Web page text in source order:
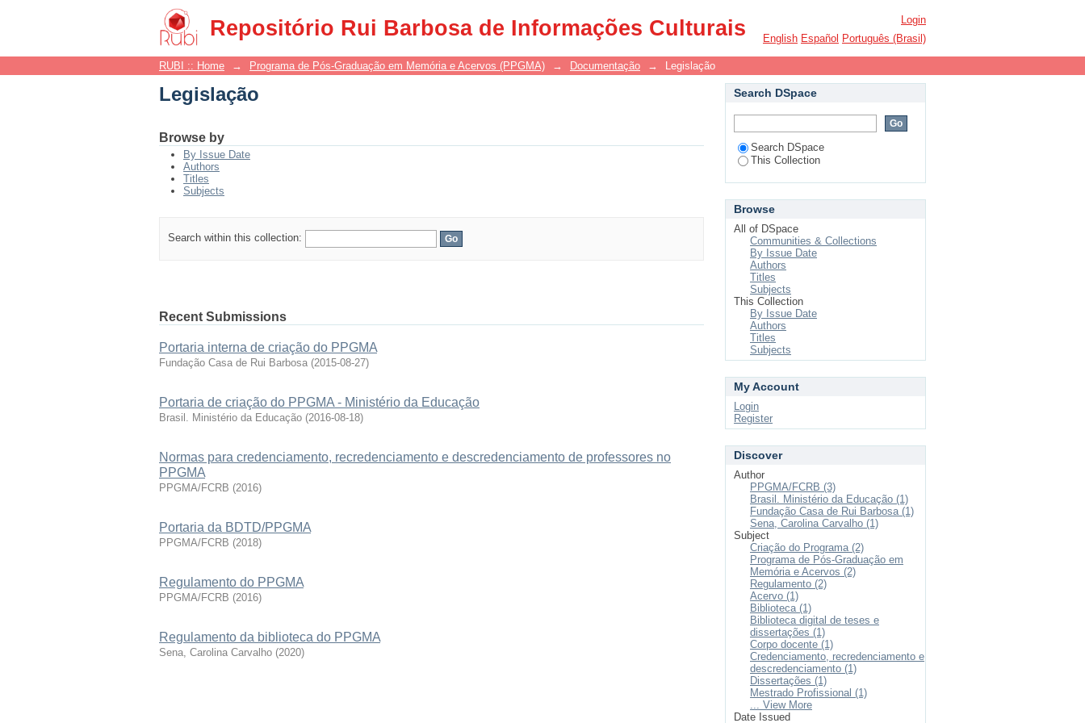
Repositório Rui Barbosa de Informações Culturais
Legislação
Login
English Español Português (Brasil)
RUBI :: Home → Programa de Pós-Graduação em Memória e Acervos (PPGMA) → Documentação → Legislação
Legislação
Browse by
By Issue Date
Authors
Titles
Subjects
Search within this collection:
Recent Submissions
Portaria interna de criação do PPGMA
Fundação Casa de Rui Barbosa (2015-08-27)
Portaria de criação do PPGMA - Ministério da Educação
Brasil. Ministério da Educação (2016-08-18)
Normas para credenciamento, recredenciamento e descredenciamento de professores no
PPGMA
PPGMA/FCRB (2016)
Portaria da BDTD/PPGMA
PPGMA/FCRB (2018)
Regulamento do PPGMA
PPGMA/FCRB (2016)
Regulamento da biblioteca do PPGMA
Sena, Carolina Carvalho (2020)
Search DSpace
Search DSpace
This Collection
Browse
All of DSpace
Communities & Collections
By Issue Date
Authors
Titles
Subjects
This Collection
By Issue Date
Authors
Titles
Subjects
My Account
Login
Register
Discover
Author
PPGMA/FCRB (3)
Brasil. Ministério da Educação (1)
Fundação Casa de Rui Barbosa (1)
Sena, Carolina Carvalho (1)
Subject
Criação do Programa (2)
Programa de Pós-Graduação em
Memória e Acervos (2)
Regulamento (2)
Acervo (1)
Biblioteca (1)
Biblioteca digital de teses e
dissertações (1)
Corpo docente (1)
Credenciamento, recredenciamento e
descredenciamento (1)
Dissertações (1)
Mestrado Profissional (1)
... View More
Date Issued